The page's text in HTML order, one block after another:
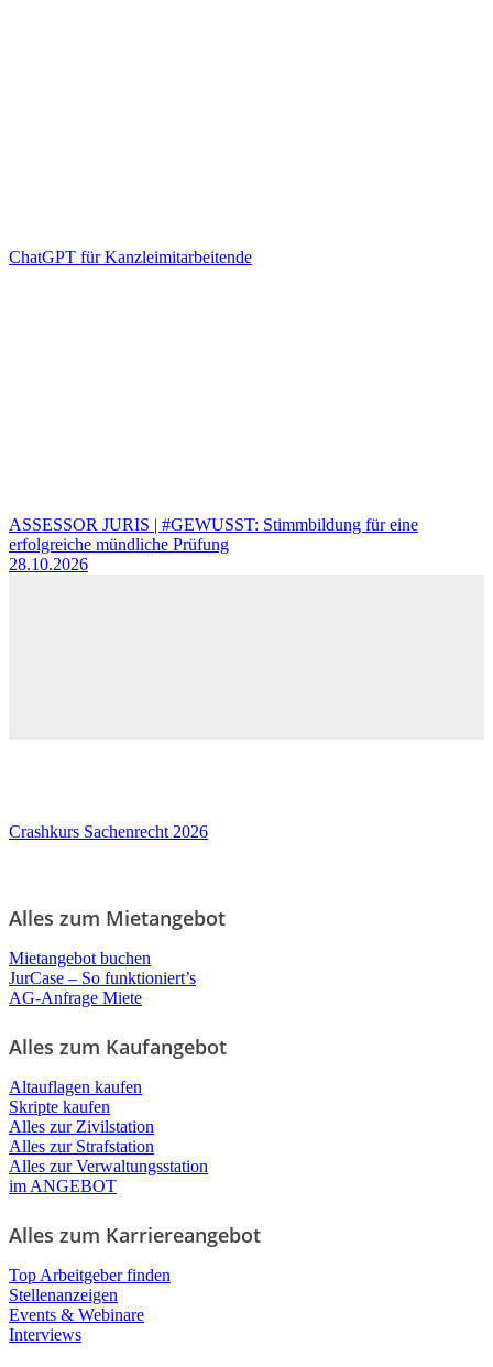
ChatGPT für Kanzleimitarbeitende
ASSESSOR JURIS | #GEWUSST: Stimmbildung für eine
erfolgreiche mündliche Prüfung
28.10.2026
Crashkurs Sachenrecht 2026
Alles zum Mietangebot
Mietangebot buchen
JurCase – So funktioniert’s
AG-Anfrage Miete
Alles zum Kaufangebot
Altauflagen kaufen
Skripte kaufen
Alles zur Zivilstation
Alles zur Strafstation
Alles zur Verwaltungsstation
im ANGEBOT
Alles zum Karriereangebot
Top Arbeitgeber finden
Stellenanzeigen
Events & Webinare
Interviews